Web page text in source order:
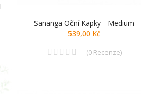
Sananga Oční Kapky - Medium
539,00 Kč
(0Recenze)